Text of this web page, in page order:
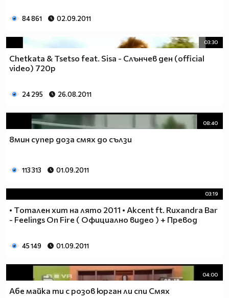
84 861 02.09.2011
03:30
Chetkata & Tsetso feat. Sisa - Слънчев ден (official
video) 720p
24 295 26.08.2011
08:40
8мин супер доза смях до сълзи
113 313 01.09.2011
03:19
• Тoтален xит на лято 2011 • Akcent ft. Ruxandra Bar
- Feelings On Fire ( Официално видео ) + Превод
45 149 01.09.2011
04:00
Абе майка ти с розов юрган ли спи Смях